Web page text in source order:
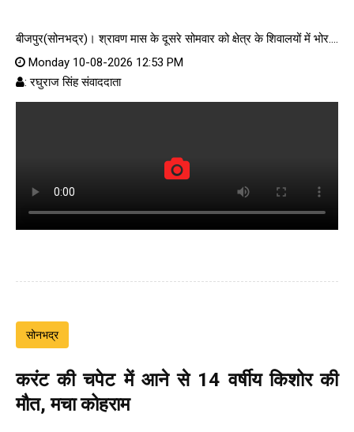
बीजपुर(सोनभद्र)। श्रावण मास के दूसरे सोमवार को क्षेत्र के शिवालयों में भोर....
Monday 10-08-2026 12:53 PM
: रघुराज सिंह संवाददाता
सोनभद्र
करंट की चपेट में आने से 14 वर्षीय किशोर की
मौत, मचा कोहराम